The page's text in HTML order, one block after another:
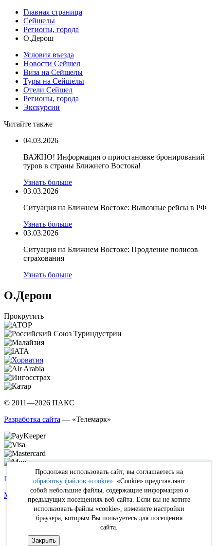
Главная страница
Сейшелы
Регионы, города
О.Дерош
Условия въезда
Новости Сейшел
Виза на Сейшелы
Туры на Сейшелы
Отели Сейшел
Регионы, города
Экскурсии
Читайте также
04.03.2026
ВАЖНО! Информация о приостановке бронирований
туров в страны Ближнего Востока!
Узнать больше
03.03.2026
Ситуация на Ближнем Востоке: Вывозные рейсы в РФ
Узнать больше
03.03.2026
Ситуация на Ближнем Востоке: Продление полисов
страхования
Узнать больше
О.Дерош
Прокрутить
© 2011—2026 ПАКС
Разработка сайта — «Телемарк»
Политика в отношении обработки персональных данных
Max
WhatsApp Telegram вКонтакте Youtube Rutube
Продолжая использовать сайт, вы соглашаетесь на
обработку файлов «cookie» . «Cookie» представляют
собой небольшие файлы, содержащие информацию о
предыдущих посещениях веб-сайта. Если вы не хотите
использовать файлы «cookie», измените настройки
браузера, которым Вы пользуетесь для посещения
сайта.
Закрыть
Online
Кабинет